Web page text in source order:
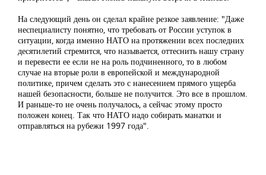
На следующий день он сделал крайне резкое заявление: "Даже
неспециалисту понятно, что требовать от России уступок в
ситуации, когда именно НАТО на протяжении всех последних
десятилетий стремится, что называется, оттеснить нашу страну
и перевести ее если не на роль подчиненного, то в любом
случае на вторые роли в европейской и международной
политике, причем сделать это с нанесением прямого ущерба
нашей безопасности, больше не получится. Это все в прошлом.
И раньше-то не очень получалось, а сейчас этому просто
положен конец. Так что НАТО надо собирать манатки и
отправляться на рубежи 1997 года".